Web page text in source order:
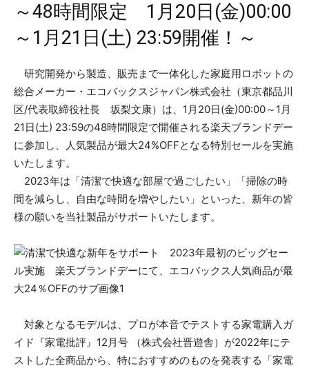
～48時間限定 1月20日(金)00:00
～1月21日(土) 23:59開催！～
研究開発から製造、販売まで一体化した家庭用ロボットの
総合メーカー・エコバックスジャパン株式会社（東京都品川
区/代表取締役社長 坂梨文康）は、1月20日(金)00:00～1月
21日(土) 23:59の48時間限定で開催される楽天ブランドデー
に参加し、人気製品が最大24%OFFとなる特別セールを実施
いたします。
2023年は「清潔で快適な部屋で過ごしたい」「掃除の時
間を減らし、自由な時間を増やしたい」といった、新年の皆
様の願いを当社製品がサポートいたします。
対象となるモデルは、プロが本音でテストする家電購入ガ
イド『家電批評』12月号 （株式会社晋遊舎）が2022年にテ
ストした全商品から、特におすすめのものを発表する「家電